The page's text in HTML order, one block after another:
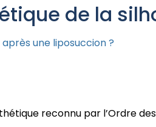
de la
une liposuccion ?
reconnu par l’Ordre des